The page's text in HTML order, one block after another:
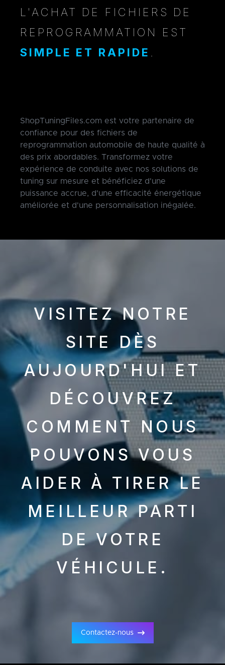
L'ACHAT DE FICHIERS DE
REPROGRAMMATION EST
SIMPLE ET RAPIDE
ShopTuningFiles.com est votre partenaire de
confiance pour des fichiers de
reprogrammation automobile de haute qualité à
des prix abordables. Transformez votre
expérience de conduite avec nos solutions de
tuning sur mesure et bénéficiez d'une
puissance accrue, d'une efficacité énergétique
améliorée et d'une personnalisation inégalée.
VISITEZ NOTRE
SITE DÈS
AUJOURD'HUI ET
DÉCOUVREZ
COMMENT NOUS
POUVONS VOUS
AIDER À TIRER LE
MEILLEUR PARTI
DE VOTRE
VÉHICULE.
Contactez-nous